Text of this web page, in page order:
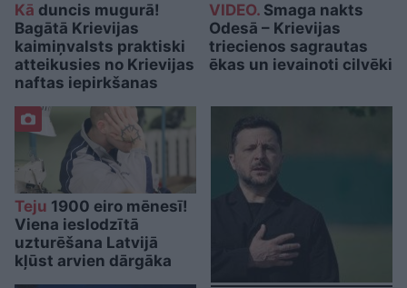
Kā duncis mugurā!
Bagātā Krievijas
kaimiņvalsts praktiski
atteikusies no Krievijas
naftas iepirkšanas
VIDEO.Smaga nakts
Odesā – Krievijas
triecienos sagrautas
ēkas un ievainoti cilvēki
Teju 1900 eiro mēnesī!
Viena ieslodzītā
uzturēšana Latvijā
kļūst arvien dārgāka